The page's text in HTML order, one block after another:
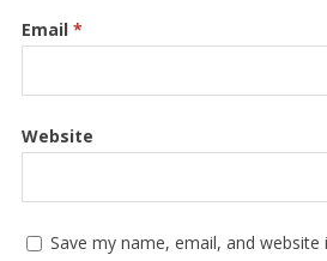
Email *
Website
Save my name, email, and